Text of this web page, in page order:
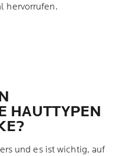
hervorrufen.
HAUTTYPEN
und es ist wichtig, auf